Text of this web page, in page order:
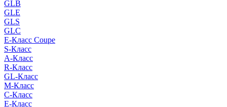
GLB
GLE
GLS
GLC
E-Класс Coupe
S-Класс
A-Класс
R-Класс
GL-Класс
M-Класс
C-Класс
E-Класс